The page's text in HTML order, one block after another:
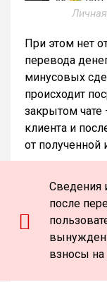
При этом нет
перевода
минусовых
происходит
закрытом
клиента и
от полученной
Сведения
после
вынужден
взносы на